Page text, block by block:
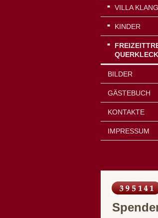
VILLA KLANG
KINDER
BILDER
GÄSTEBUCH
KONTAKTE
IMPRESSUM